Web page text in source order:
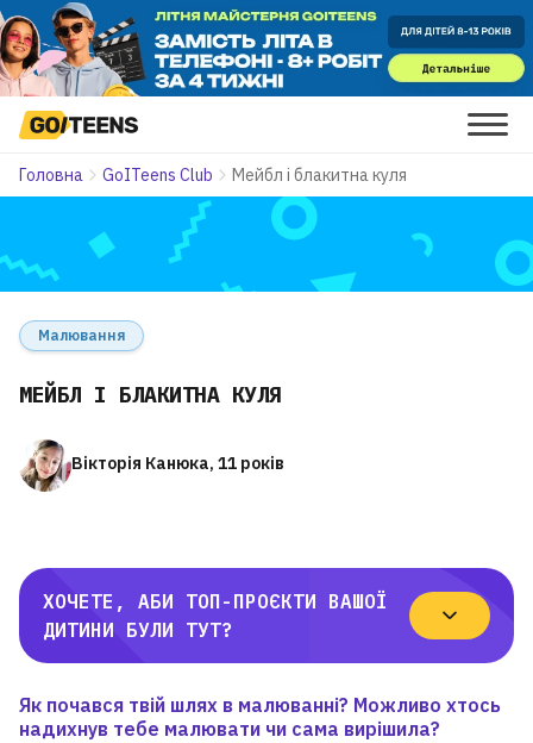
Головна GoITeens Club Мейбл і блакитна куля
Малювання
МЕЙБЛ І БЛАКИТНА КУЛЯ
Вікторія Канюка, 11 років
ХОЧЕТЕ, АБИ ТОП-ПРОЄКТИ ВАШОЇ
ДИТИНИ БУЛИ ТУТ?
Як почався твій шлях в малюванні? Можливо хтось
надихнув тебе малювати чи сама вирішила?